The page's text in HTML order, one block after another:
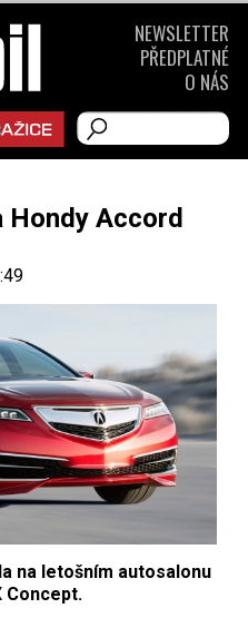
Hondy Accord
na letošním autosalonu
Concept.
NEWSLETTER
PŘEDPLATNÉ
O NÁS